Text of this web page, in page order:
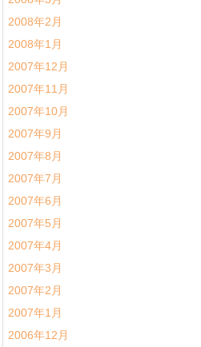
2008年2月
2008年1月
2007年12月
2007年11月
2007年10月
2007年9月
2007年8月
2007年7月
2007年6月
2007年5月
2007年4月
2007年3月
2007年2月
2007年1月
2006年12月